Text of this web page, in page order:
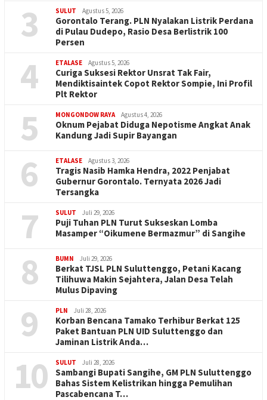
3 SULUT Agustus 5, 2026
Gorontalo Terang. PLN Nyalakan Listrik Perdana
di Pulau Dudepo, Rasio Desa Berlistrik 100
Persen
4 ETALASE Agustus 5, 2026
Curiga Suksesi Rektor Unsrat Tak Fair,
Mendiktisaintek Copot Rektor Sompie, Ini Profil
Plt Rektor
5 MONGONDOW RAYA Agustus 4, 2026
Oknum Pejabat Diduga Nepotisme Angkat Anak
Kandung Jadi Supir Bayangan
6 ETALASE Agustus 3, 2026
Tragis Nasib Hamka Hendra, 2022 Penjabat
Gubernur Gorontalo. Ternyata 2026 Jadi
Tersangka
7 SULUT Juli 29, 2026
Puji Tuhan PLN Turut Sukseskan Lomba
Masamper “Oikumene Bermazmur” di Sangihe
8 BUMN Juli 29, 2026
Berkat TJSL PLN Suluttenggo, Petani Kacang
Tilihuwa Makin Sejahtera, Jalan Desa Telah
Mulus Dipaving
9 PLN Juli 28, 2026
Korban Bencana Tamako Terhibur Berkat 125
Paket Bantuan PLN UID Suluttenggo dan
Jaminan Listrik Anda…
10 SULUT Juli 28, 2026
Sambangi Bupati Sangihe, GM PLN Suluttenggo
Bahas Sistem Kelistrikan hingga Pemulihan
Pascabencana T…